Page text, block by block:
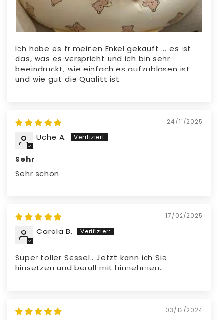
Ich habe es fr meinen Enkel gekauft ... es ist
das, was es verspricht und ich bin sehr
beeindruckt, wie einfach es aufzublasen ist
und wie gut die Qualitt ist
24/11/2025
Uche A.
Sehr
Sehr schön
17/02/2025
Carola B.
Super toller Sessel.. Jetzt kann ich Sie
hinsetzen und berall mit hinnehmen..
03/12/2024